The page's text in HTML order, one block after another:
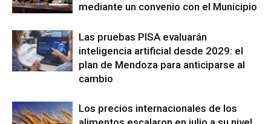
mediante un convenio con el Municipio
Las pruebas PISA evaluarán
inteligencia artificial desde 2029: el
plan de Mendoza para anticiparse al
cambio
Los precios internacionales de los